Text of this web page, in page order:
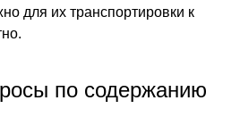
для их транспортировки к
по содержанию